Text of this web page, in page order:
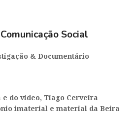
Social
& Documentário
do vídeo, Tiago Cerveira
imaterial e material da Beira